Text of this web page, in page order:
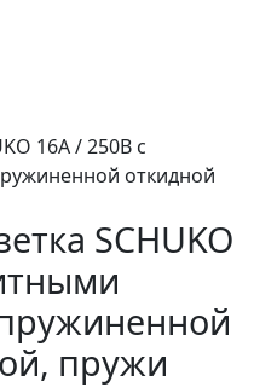
16А / 250В с
откидной
SCHUKO
пружи